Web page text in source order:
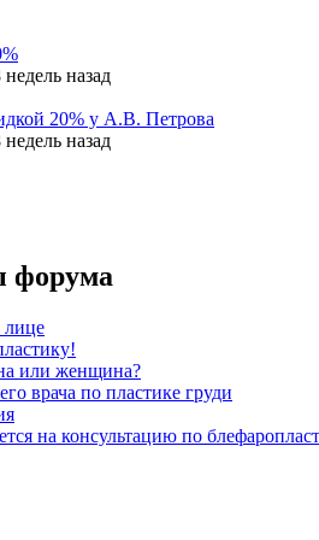
недель назад
20% у А.В. Петрова
недель назад
форума
лице
или женщина?
врача по пластике груди
на консультацию по